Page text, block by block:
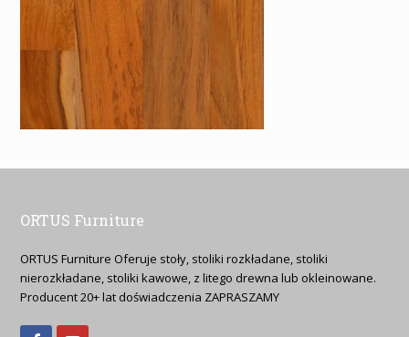
ORTUS Furniture
ORTUS Furniture Oferuje stoły, stoliki rozkładane, stoliki
nierozkładane, stoliki kawowe, z litego drewna lub okleinowane.
Producent 20+ lat doświadczenia ZAPRASZAMY